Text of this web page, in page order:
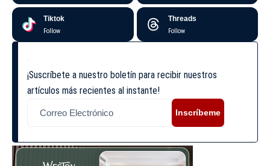
Tiktok
Follow
Threads
Follow
¡Suscríbete a nuestro boletín para recibir nuestros
artículos más recientes al instante!
Inscríbeme